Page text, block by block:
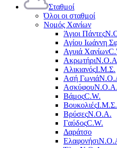
Σταθμοί
Όλοι οι σταθμοί
Νομός Χανίων
Άγιοι Πάντες
Αγίου Ιωάννη
Αγυιά Χανίων
Ακρωτήρι
ΑλικιανόςΙ.Μ.Σ.
Ασή Γωνιά
ΑσκύφουΝ.Ο.Α.
ΒάμοςC.W.
ΒουκολιέςΙ.Μ.Σ.
ΒρύσεςΝ.Ο.Α.
ΓαύδοςC.W.
Δαράτσο
Ελαφονήσι